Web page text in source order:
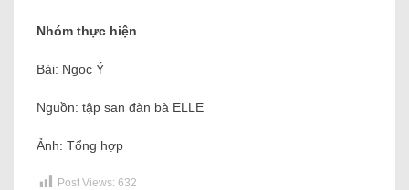
Nhóm thực hiện
Bài: Ngọc Ý
Nguồn: tập san đàn bà ELLE
Ảnh: Tổng hợp
Post Views: 632